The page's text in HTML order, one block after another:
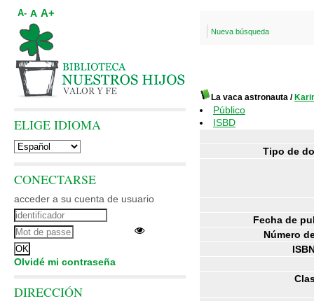
Nueva búsqueda
La vaca astronauta /
Público
ISBD
Tipo de
Fecha de
Número
A- A A+
ELIGE IDIOMA
CONECTARSE
acceder a su cuenta de usuario
Olvidé mi contraseña
DIRECCIÓN